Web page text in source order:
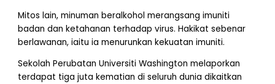
Mitos lain, minuman beralkohol merangsang imuniti
badan dan ketahanan terhadap virus. Hakikat sebenar
berlawanan, iaitu ia menurunkan kekuatan imuniti.
Sekolah Perubatan Universiti Washington melaporkan
terdapat tiga juta kematian di seluruh dunia dikaitkan